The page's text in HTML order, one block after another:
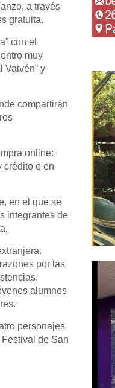
a través
gratuita.
con el
muy
Vaivén” y
compartirán
online:
crédito o en
en el que se
integrantes de
por las
alumnos
personajes
de San